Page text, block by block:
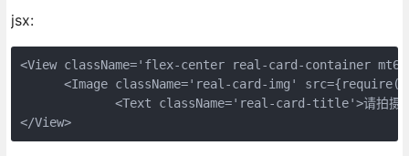
jsx:
<View className='flex-center real-card-container
<Image className='real-card-img'
<Text className='real-card-title'>请拍摄
</View>